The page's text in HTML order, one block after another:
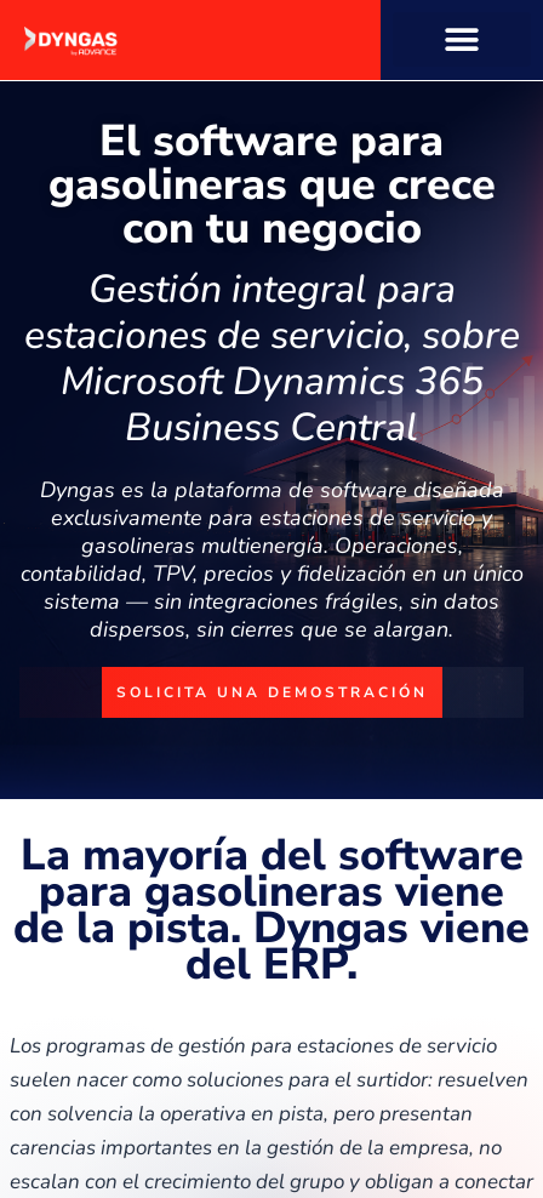
El software para
gasolineras que crece
con tu negocio
Gestión integral para
estaciones de servicio, sobre
Microsoft Dynamics 365
Business Central
Dyngas es la plataforma de software diseñada
exclusivamente para estaciones de servicio y
gasolineras multienergía. Operaciones,
contabilidad, TPV, precios y fidelización en un único
sistema — sin integraciones frágiles, sin datos
dispersos, sin cierres que se alargan.
SOLICITA UNA DEMOSTRACIÓN
La mayoría del software
para gasolineras viene
de la pista. Dyngas viene
del ERP.
Los programas de gestión para estaciones de servicio
suelen nacer como soluciones para el surtidor: resuelven
con solvencia la operativa en pista, pero presentan
carencias importantes en la gestión de la empresa, no
escalan con el crecimiento del grupo y obligan a conectar